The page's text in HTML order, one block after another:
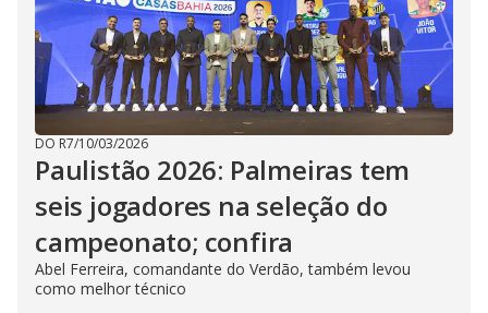
DO R7/10/03/2026
Paulistão 2026: Palmeiras tem
seis jogadores na seleção do
campeonato; confira
Abel Ferreira, comandante do Verdão, também levou
como melhor técnico